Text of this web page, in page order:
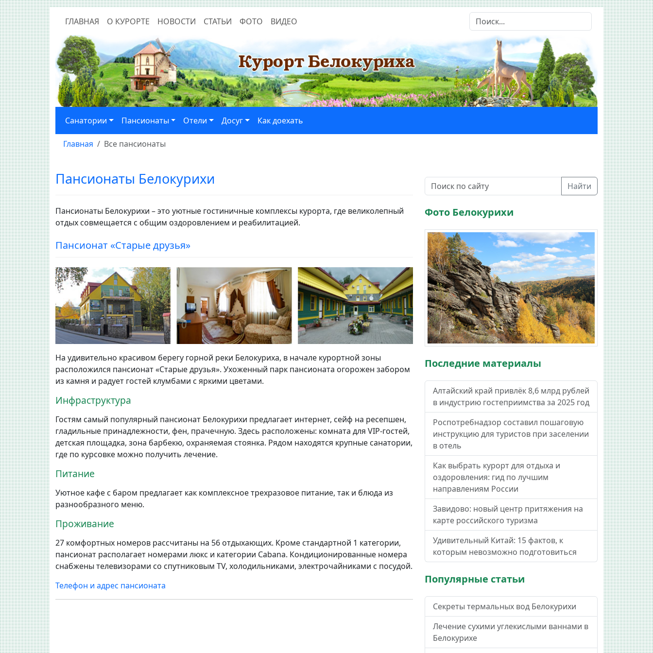
ГЛАВНАЯ О КУРОРТЕ НОВОСТИ СТАТЬИ ФОТО ВИДЕО
Санатории Пансионаты Отели Досуг Как доехать
Главная Все пансионаты
Пансионаты Белокурихи
Пансионаты Белокурихи – это уютные гостиничные комплексы курорта, где великолепный
отдых совмещается с общим оздоровлением и реабилитацией.
Пансионат «Старые друзья»
На удивительно красивом берегу горной реки Белокуриха, в начале курортной зоны
расположился пансионат «Старые друзья». Ухоженный парк пансионата огорожен забором
из камня и радует гостей клумбами с яркими цветами.
Инфраструктура
Гостям самый популярный пансионат Белокурихи предлагает интернет, сейф на ресепшен,
гладильные принадлежности, фен, прачечную. Здесь расположены: комната для VIP-гостей,
детская площадка, зона барбекю, охраняемая стоянка. Рядом находятся крупные санатории,
где по курсовке можно получить лечение.
Питание
Уютное кафе с баром предлагает как комплексное трехразовое питание, так и блюда из
разнообразного меню.
Проживание
27 комфортных номеров рассчитаны на 56 отдыхающих. Кроме стандартной 1 категории,
пансионат располагает номерами люкс и категории Cabana. Кондиционированные номера
снабжены телевизорами со спутниковым TV, холодильниками, электрочайниками с посудой.
Телефон и адрес пансионата
Найти
Фото Белокурихи
Последние материалы
Алтайский край привлёк 8,6 млрд рублей
в индустрию гостеприимства за 2025 год
Роспотребнадзор составил пошаговую
инструкцию для туристов при заселении
в отель
Как выбрать курорт для отдыха и
оздоровления: гид по лучшим
направлениям России
Завидово: новый центр притяжения на
карте российского туризма
Удивительный Китай: 15 фактов, к
которым невозможно подготовиться
Популярные статьи
Секреты термальных вод Белокурихи
Лечение сухими углекислыми ваннами в
Белокурихе